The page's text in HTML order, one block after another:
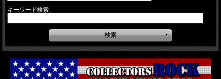
キーワード検索